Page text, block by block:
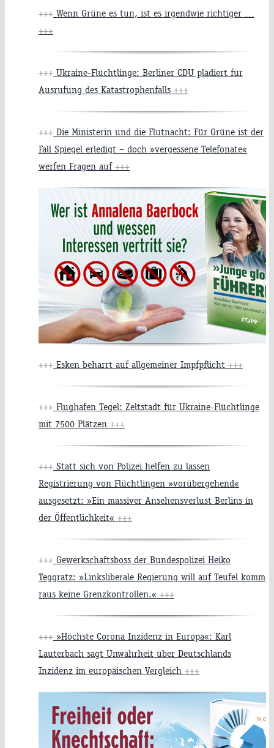
+++ Wenn Grüne es tun, ist es irgendwie richtiger …
+++
+++ Ukraine-Flüchtlinge: Berliner CDU plädiert für
Ausrufung des Katastrophenfalls +++
+++ Die Ministerin und die Flutnacht: Für Grüne ist der
Fall Spiegel erledigt – doch »vergessene Telefonate«
werfen Fragen auf +++
+++ Esken beharrt auf allgemeiner Impfpflicht +++
+++ Flughafen Tegel: Zeltstadt für Ukraine-Flüchtlinge
mit 7500 Plätzen +++
+++ Statt sich von Polizei helfen zu lassen
Registrierung von Flüchtlingen »vorübergehend«
ausgesetzt: »Ein massiver Ansehensverlust Berlins in
der Öffentlichkeit« +++
+++ Gewerkschaftsboss der Bundespolizei Heiko
Teggratz: »Linksliberale Regierung will auf Teufel komm
raus keine Grenzkontrollen.« +++
+++ »Höchste Corona Inzidenz in Europa«: Karl
Lauterbach sagt Unwahrheit über Deutschlands
Inzidenz im europäischen Vergleich +++